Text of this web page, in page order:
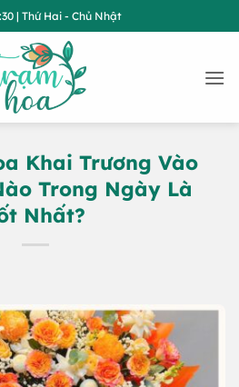
| Thứ Hai - Chủ Nhật
Khai Trương Vào
Trong Ngày Là
Nhất?